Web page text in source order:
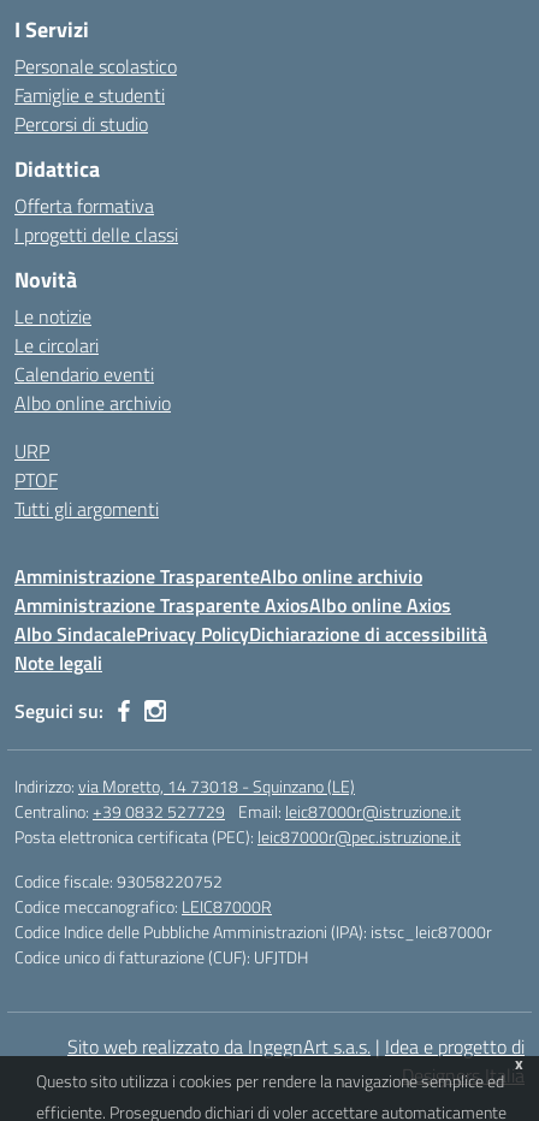
I Servizi
Personale scolastico
Famiglie e studenti
Percorsi di studio
Didattica
Offerta formativa
I progetti delle classi
Novità
Le notizie
Le circolari
Calendario eventi
Albo online archivio
URP
PTOF
Tutti gli argomenti
Amministrazione TrasparenteAlbo online archivio
Amministrazione Trasparente AxiosAlbo online Axios
Albo SindacalePrivacy PolicyDichiarazione di accessibilità
Note legali
Seguici su:
Indirizzo:via Moretto, 14 73018 - Squinzano (LE)
Centralino:+39 0832 527729 Email: leic87000r@istruzione.it
Posta elettronica certificata (PEC): leic87000r@pec.istruzione.it
Codice fiscale: 93058220752
Codice meccanografico: LEIC87000R
Codice Indice delle Pubbliche Amministrazioni (IPA): istsc_leic87000r
Codice unico di fatturazione (CUF): UFJTDH
Sito web realizzato da IngegnArt s.a.s. | Idea e progetto di
Designers Italia
x
Questo sito utilizza i cookies per rendere la navigazione semplice ed
efficiente. Proseguendo dichiari di voler accettare automaticamente